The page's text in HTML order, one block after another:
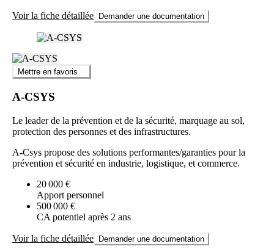
Voir la fiche détaillée Demander une documentation
Mettre en favoris
A-CSYS
Le leader de la prévention et de la sécurité, marquage au sol,
protection des personnes et des infrastructures.
A-Csys propose des solutions performantes/garanties pour la
prévention et sécurité en industrie, logistique, et commerce.
20 000 €
Apport personnel
500 000 €
CA potentiel après 2 ans
Voir la fiche détaillée Demander une documentation